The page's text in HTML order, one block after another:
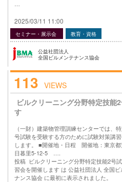
2025/03/11 11:00
セミナー・展示会 教育・資格
公益社団法人
全国ビルメンテナンス協会
113 VIEWS
ビルクリーニング分野特定技能
す
（一財）建築物管理訓練センターでは、
号試験を受験する方のために試験対策講
します。 ■開催地・日程 開催地：東京
日暮里5-12-5 ….
投稿 ビルクリーニング分野特定技能2号
習会を開催します は 公益社団法人 全国ビ
ナンス協会 に最初に表示されました。